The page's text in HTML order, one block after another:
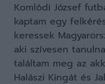
Komlódi József
kaptam egy
keressek
aki szívesen
találtam meg az
Halászi Kingát és